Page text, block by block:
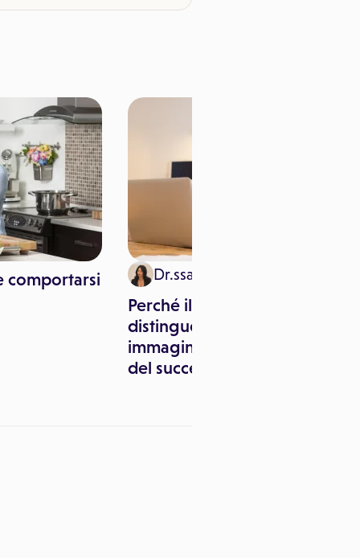
comportarsi Dr.ssa Elisa Marcheselli
Perché il cervello non
distingue tra realtà e
immaginazione: il segreto
del successo del digitale